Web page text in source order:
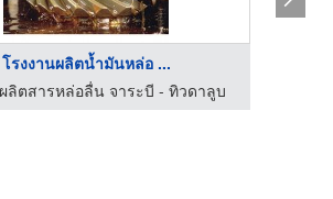
โรงงานผลิตน้ำมันหล่อ ...
ลิตสารหล่อลื่น จาระบี - ทิวดาลูบ